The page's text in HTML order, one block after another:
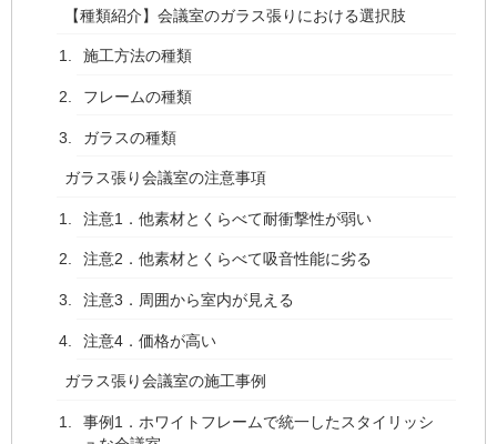
【種類紹介】会議室のガラス張りにおける選択肢
施工方法の種類
フレームの種類
ガラスの種類
ガラス張り会議室の注意事項
注意1．他素材とくらべて耐衝撃性が弱い
注意2．他素材とくらべて吸音性能に劣る
注意3．周囲から室内が見える
注意4．価格が高い
ガラス張り会議室の施工事例
事例1．ホワイトフレームで統一したスタイリッシ